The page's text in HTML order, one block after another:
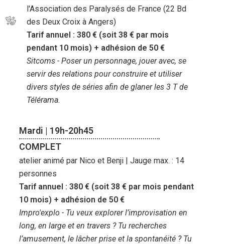
l'Association des Paralysés de France (22 Bd
des Deux Croix à Angers)
Tarif annuel : 380 € (soit 38 € par mois
pendant 10 mois) + adhésion de 50 €
Sitcoms - Poser un personnage, jouer avec, se
servir des relations pour construire et utiliser
divers styles de séries afin de glaner les 3 T de
Télérama.
Mardi | 19h-20h45
COMPLET
atelier animé par Nico et Benji | Jauge max. : 14
personnes
Tarif annuel : 380 € (soit 38 € par mois pendant
10 mois) + adhésion de 50 €
Impro'explo - Tu veux explorer l’improvisation en
long, en large et en travers ? Tu recherches
l’amusement, le lâcher prise et la spontanéité ? Tu